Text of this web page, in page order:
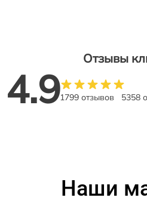
Отзывы
4.91799 отзывов 5358
Наши